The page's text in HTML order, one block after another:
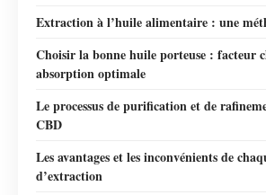
Extraction à l’huile alimentaire : une
Choisir la bonne huile porteuse : facteur
absorption optimale
Le processus de purification et de
CBD
Les avantages et les inconvénients de
d’extraction